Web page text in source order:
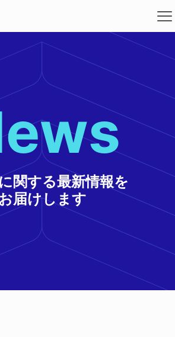
関する最新情報を
届けします